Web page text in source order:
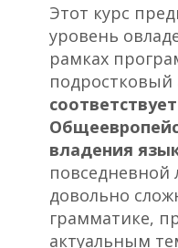
Этот курс
уровень
рамках
подростковый
владения
повседневной
довольно
грамматике,
актуальным